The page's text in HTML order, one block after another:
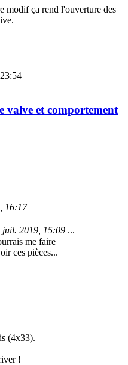
modif ça rend l'ouverture des
valve et comportement
16:17
juil. 2019, 15:09 ...
me faire
ces pièces...
(4x33).
!